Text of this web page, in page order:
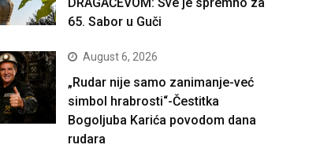
65. Sabor u Guči
August 6, 2026
„Rudar nije samo zanimanje-već
simbol hrabrosti“-Čestitka
Bogoljuba Karića povodom dana
rudara